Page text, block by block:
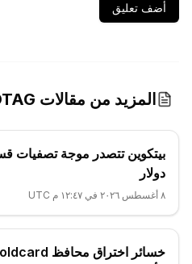
أضف تعليق
المزيد من مقالات COINOTAG
دولار
٨ أغسطس ٢٠٢٦ في ١٢:٤٧ م UTC